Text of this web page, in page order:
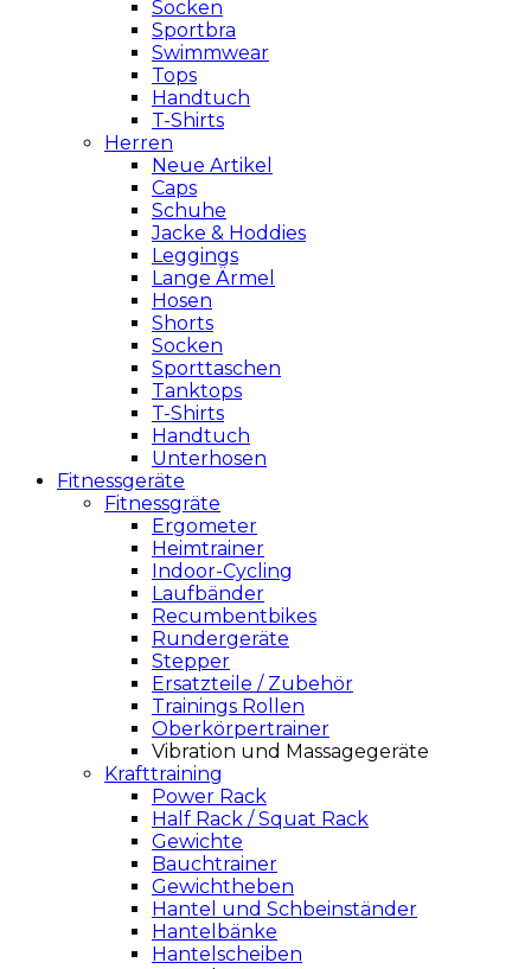
Socken
Sportbra
Swimmwear
Tops
Handtuch
T-Shirts
Herren
Neue Artikel
Caps
Schuhe
Jacke & Hoddies
Leggings
Lange Ärmel
Hosen
Shorts
Socken
Sporttaschen
Tanktops
T-Shirts
Handtuch
Unterhosen
Fitnessgeräte
Fitnessgräte
Ergometer
Heimtrainer
Indoor-Cycling
Laufbänder
Recumbentbikes
Rundergeräte
Stepper
Ersatzteile / Zubehör
Trainings Rollen
Oberkörpertrainer
Vibration und Massagegeräte
Krafttraining
Power Rack
Half Rack / Squat Rack
Gewichte
Bauchtrainer
Gewichtheben
Hantel und Schbeinständer
Hantelbänke
Hantelscheiben